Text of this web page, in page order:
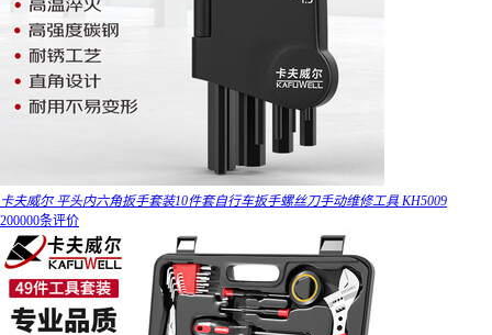
卡夫威尔 平头内六角扳手套装10件套自行车扳手螺丝刀手动维修工具 KH5009
200000条评价